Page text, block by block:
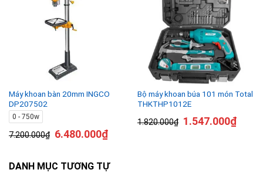
Máy khoan bàn 20mm INGCO
DP207502
0 - 750w
7.200.000₫ 6.480.000₫
Bộ máy khoan búa 101 món Total
THKTHP1012E
1.820.000₫ 1.547.000₫
DANH MỤC TƯƠNG TỰ